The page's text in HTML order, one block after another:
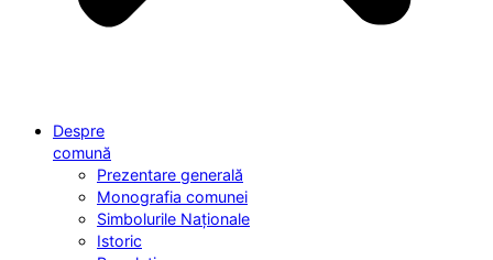
Despre
comună
Prezentare generală
Monografia comunei
Simbolurile Naționale
Istoric